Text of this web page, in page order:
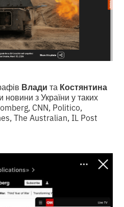
Владита Костянтина
новини з України у таких
CNN, Politico,
The Australian, IL Post